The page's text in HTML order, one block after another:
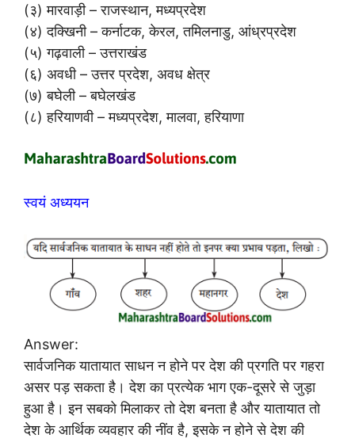
(३) मारवाड़ी – राजस्थान, मध्यप्रदेश
(४) दक्खिनी – कर्नाटक, केरल, तमिलनाडु, आंध्रप्रदेश
(५) गढ़वाली – उत्तराखंड
(६) अवधी – उत्तर प्रदेश, अवध क्षेत्र
(७) बघेली – बघेलखंड
(८) हरियाणवी – मध्यप्रदेश, मालवा, हरियाणा
स्वयं अध्ययन
Answer:
सार्वजनिक यातायात साधन न होने पर देश की प्रगति पर गहरा
असर पड़ सकता है। देश का प्रत्येक भाग एक-दूसरे से जुड़ा
हुआ है। इन सबको मिलाकर तो देश बनता है और यातायात तो
देश के आर्थिक व्यवहार की नींव है, इसके न होने से देश की